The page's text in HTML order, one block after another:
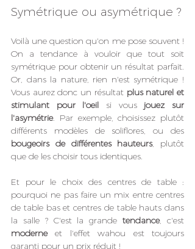
Symétrique ou asymétrique ?
Voilà une question qu'on me pose souvent !
On a tendance à vouloir que tout soit
symétrique pour obtenir un résultat parfait.
Or, dans la nature, rien n'est symétrique !
Vous aurez donc un résultat plus naturel et
stimulant pour l'oeil si vous jouez sur
l'asymétrie. Par exemple, choisissez plutôt
bougeoirs de différentes hauteurs, plutôt
que de les choisir tous identiques.
Et pour le choix des centres de table :
pourquoi ne pas faire un mix entre centres
de table bas et centres de table hauts dans
la salle ? C'est la grande tendance
moderne et l'effet wahou est toujours
garanti pour un prix réduit !